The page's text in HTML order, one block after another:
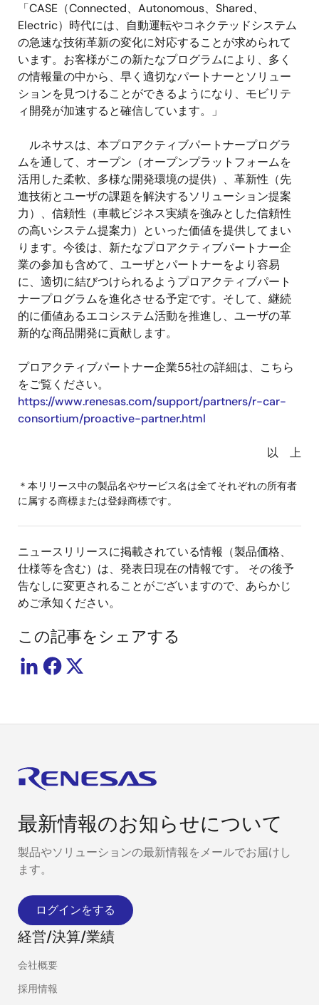
「CASE（Connected、Autonomous、Shared、
Electric）時代には、自動運転やコネクテッドシステム
の急速な技術革新の変化に対応することが求められて
います。お客様がこの新たなプログラムにより、多く
の情報量の中から、早く適切なパートナーとソリュー
ションを見つけることができるようになり、モビリテ
ィ開発が加速すると確信しています。」
ルネサスは、本プロアクティブパートナープログラ
ムを通して、オープン（オープンプラットフォームを
活用した柔軟、多様な開発環境の提供）、革新性（先
進技術とユーザの課題を解決するソリューション提案
力）、信頼性（車載ビジネス実績を強みとした信頼性
の高いシステム提案力）といった価値を提供してまい
ります。今後は、新たなプロアクティブパートナー企
業の参加も含めて、ユーザとパートナーをより容易
に、適切に結びつけられるようプロアクティブパート
ナープログラムを進化させる予定です。そして、継続
的に価値あるエコシステム活動を推進し、ユーザの革
新的な商品開発に貢献します。
プロアクティブパートナー企業55社の詳細は、こちら
をご覧ください。
https://www.renesas.com/support/partners/r-car-
consortium/proactive-partner.html
以 上
＊本リリース中の製品名やサービス名は全てそれぞれの所有者
に属する商標または登録商標です。
ニュースリリースに掲載されている情報（製品価格、
仕様等を含む）は、発表日現在の情報です。 その後予
告なしに変更されることがございますので、あらかじ
めご承知ください。
この記事をシェアする
最新情報のお知らせについて
製品やソリューションの最新情報をメールでお届けし
ます。
ログインをする
経営/決算/業績
会社概要
採用情報